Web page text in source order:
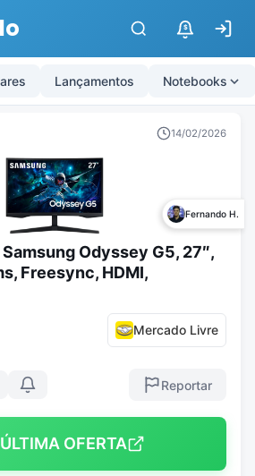
$
Lançamentos Notebooks
14/02/2026
Fernando H.
Odyssey G5, 27″,
Freesync, HDMI,
Mercado Livre
Reportar
OFERTA